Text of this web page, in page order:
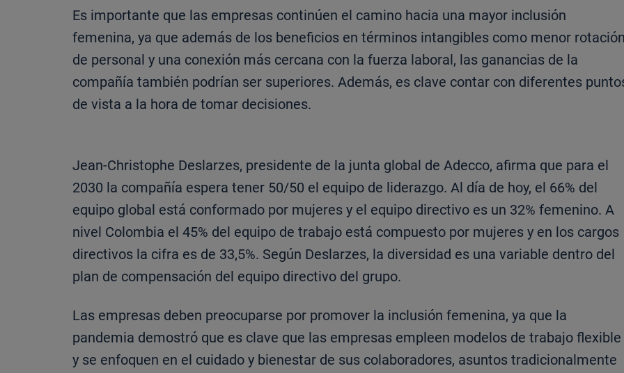
Es importante que las empresas continúen el camino hacia una mayor inclusión
femenina, ya que además de los beneficios en términos intangibles como menor
de personal y una conexión más cercana con la fuerza laboral, las ganancias de la
compañía también podrían ser superiores. Además, es clave contar con diferentes
de vista a la hora de tomar decisiones.
Jean-Christophe Deslarzes, presidente de la junta global de Adecco, afirma que para el
2030 la compañía espera tener 50/50 el equipo de liderazgo. Al día de hoy, el 66% del
equipo global está conformado por mujeres y el equipo directivo es un 32% femenino. A
nivel Colombia el 45% del equipo de trabajo está compuesto por mujeres y en los cargos
directivos la cifra es de 33,5%. Según Deslarzes, la diversidad es una variable dentro del
plan de compensación del equipo directivo del grupo.
Las empresas deben preocuparse por promover la inclusión femenina, ya que la
pandemia demostró que es clave que las empresas empleen modelos de trabajo flexible
y se enfoquen en el cuidado y bienestar de sus colaboradores, asuntos tradicionalmente